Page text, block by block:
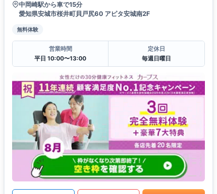
中岡崎駅から車で15分
愛知県安城市桜井町貝戸尻60 アピタ安城南2F
無料体験
営業時間
平日 10:00〜13:00
定休日
毎週日曜日